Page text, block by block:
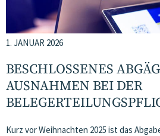
1. JANUAR 2026
BESCHLOSSENES
AUSNAHMEN BEI DER
Kurz vor Weihnachten 2025 ist das